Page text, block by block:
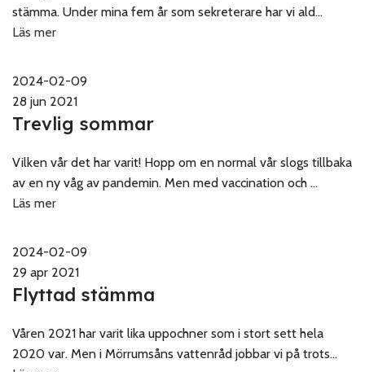
stämma. Under mina fem år som sekreterare har vi ald...
Läs mer
2024-02-09
28 jun 2021
Trevlig sommar
Vilken vår det har varit! Hopp om en normal vår slogs tillbaka
av en ny våg av pandemin. Men med vaccination och ...
Läs mer
2024-02-09
29 apr 2021
Flyttad stämma
Våren 2021 har varit lika uppochner som i stort sett hela
2020 var. Men i Mörrumsåns vattenråd jobbar vi på trots...